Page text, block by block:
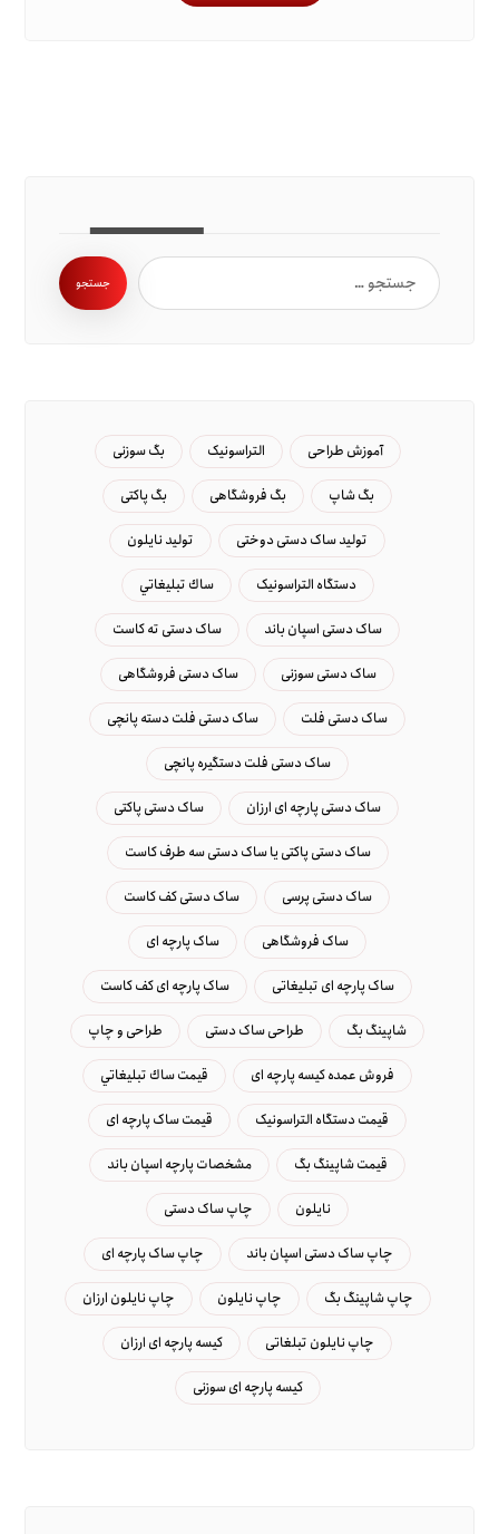
جستجو
آموزش طراحی التراسونیک بگ سوزنی
بگ شاپ بگ فروشگاهی بگ پاکتی
تولید ساک دستی دوختی تولید نایلون
دستگاه التراسونیک ساك تبليغاتي
ساک دستی اسپان باند ساک دستی ته کاست
ساک دستی سوزنی ساک دستی فروشگاهی
ساک دستی فلت ساک دستی فلت دسته پانچی
ساک دستی فلت دستگیره پانچی
ساک دستی پارچه ای ارزان ساک دستی پاکتی
ساک دستی پاکتی یا ساک دستی سه طرف کاست
ساک دستی پرسی ساک دستی کف کاست
ساک فروشگاهی ساک پارچه ای
ساک پارچه ای تبلیغاتی ساک پارچه ای کف کاست
شاپینگ بگ طراحی ساک دستی طراحی و چاپ
فروش عمده کیسه پارچه ای قيمت ساك تبليغاتي
قیمت دستگاه التراسونیک قیمت ساک پارچه ای
قیمت شاپینگ بگ مشخصات پارچه اسپان باند
نایلون چاپ ساک دستی
چاپ ساک دستی اسپان باند چاپ ساک پارچه ای
چاپ شاپینگ بگ چاپ نایلون چاپ نایلون ارزان
چاپ نایلون تبلغاتی کیسه پارچه ای ارزان
کیسه پارچه ای سوزنی